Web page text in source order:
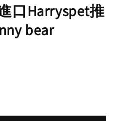
口Harryspet推
bear